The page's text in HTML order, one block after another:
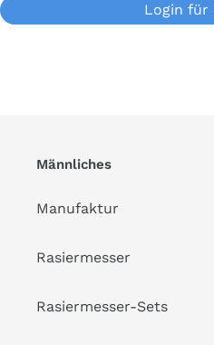
Login für
Männliches
Manufaktur
Rasiermesser
Rasiermesser-Sets